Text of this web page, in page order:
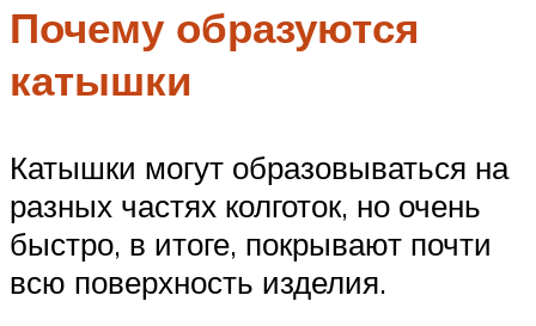
Почему образуются
катышки
Катышки могут образовываться на
разных частях колготок, но очень
быстро, в итоге, покрывают почти
всю поверхность изделия.